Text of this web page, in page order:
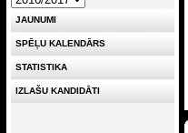
JAUNUMI
SPĒĻU KALENDĀRS
STATISTIKA
IZLAŠU KANDIDĀTI